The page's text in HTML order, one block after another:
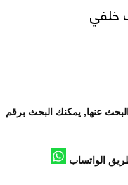
خلفي
عنها, يمكنك البحث برقم
الواتساب